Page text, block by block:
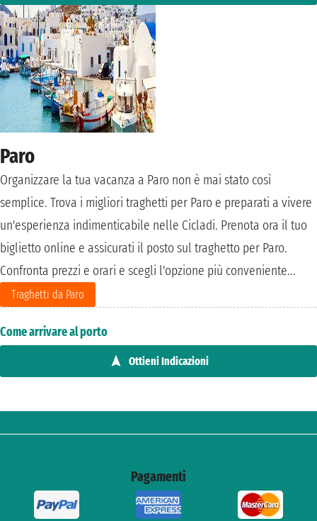
Paro
Organizzare la tua vacanza a Paro non è mai stato così
semplice. Trova i migliori traghetti per Paro e preparati a vivere
un'esperienza indimenticabile nelle Cicladi. Prenota ora il tuo
biglietto online e assicurati il posto sul traghetto per Paro.
Confronta prezzi e orari e scegli l'opzione più conveniente...
Traghetti da Paro
Come arrivare al porto
Ottieni Indicazioni
Pagamenti